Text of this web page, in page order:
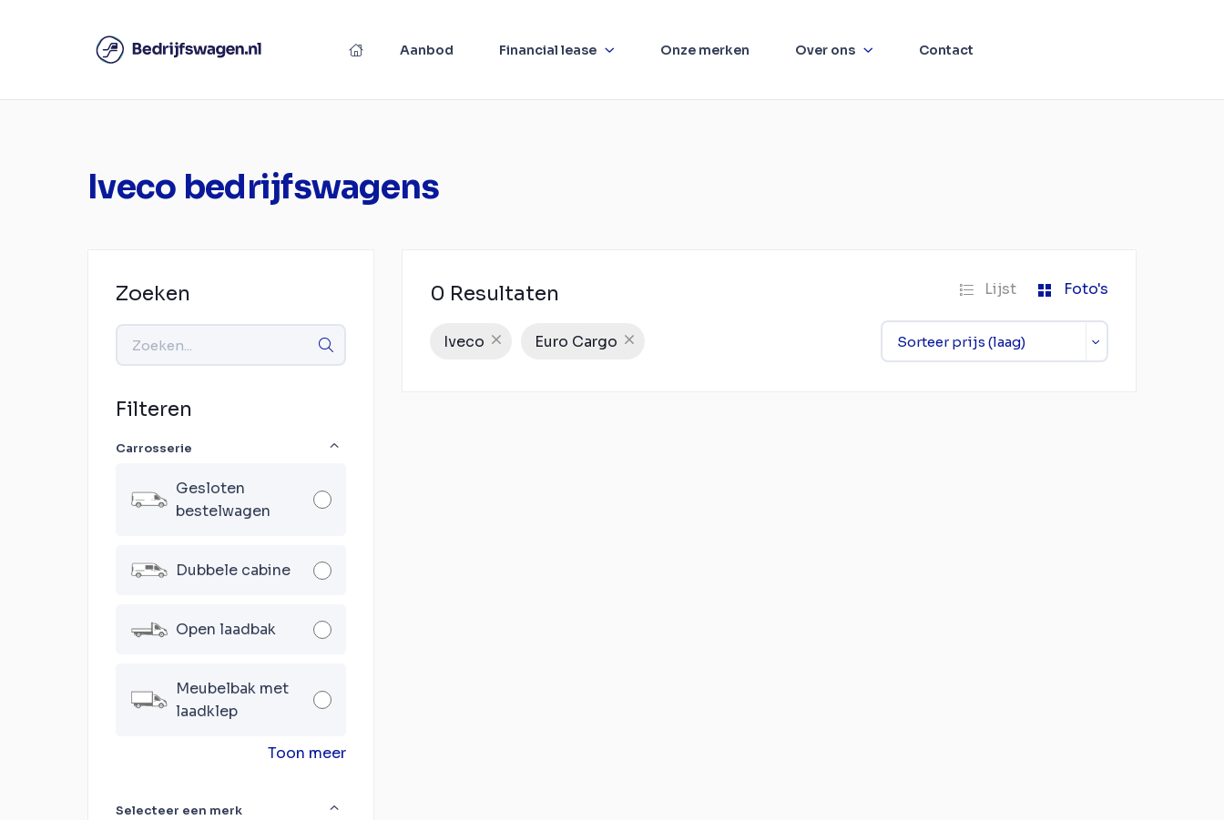
Aanbod Financial lease Onze merken Over ons Contact
Iveco bedrijfswagens
Zoeken
Filteren
Carrosserie
Gesloten
bestelwagen
Dubbele cabine
Open laadbak
Meubelbak met
laadklep
Toon meer
Selecteer een merk
0 Resultaten Lijst Foto's
Iveco Euro Cargo